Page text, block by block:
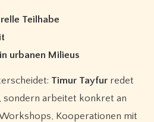
Teilhabe
urbanen Milieus
Timur Tayfurredet
sondern arbeitet konkret an
Kooperationen mit